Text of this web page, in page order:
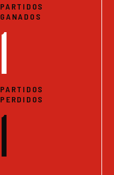
PARTIDOS
GANADOS
1
PARTIDOS
PERDIDOS
1